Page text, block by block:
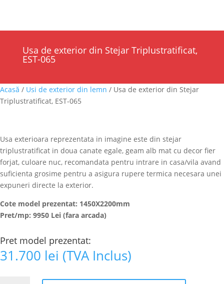
Usa de exterior din Stejar Triplustratificat,
EST-065
Acasă / Usi de exterior din lemn / Usa de exterior din Stejar
Triplustratificat, EST-065
Usa exterioara reprezentata in imagine este din stejar
triplustratificat in doua canate egale, geam alb mat cu decor fier
forjat, culoare nuc, recomandata pentru intrare in casa/vila avand
suficienta grosime pentru a asigura rupere termica necesara unei
expuneri directe la exterior.
Cote model prezentat: 1450X2200mm
Pret/mp: 9950 Lei (fara arcada)
Pret model prezentat:
31.700 lei (TVA Inclus)